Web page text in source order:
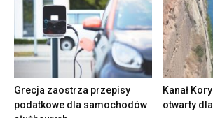
Grecja zaostrza przepisy
podatkowe dla samochodów
Kanał
otwarty